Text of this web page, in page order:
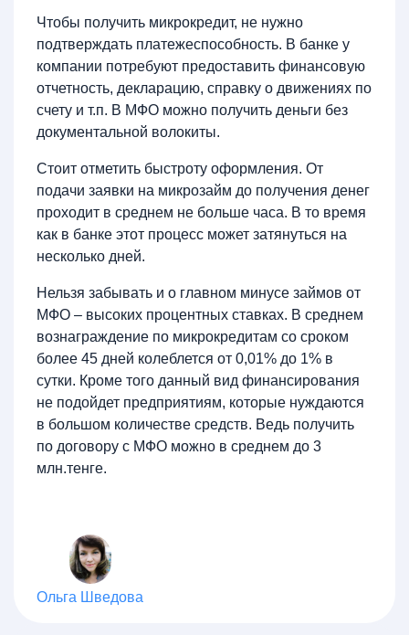
Чтобы получить микрокредит, не нужно
подтверждать платежеспособность. В банке у
компании потребуют предоставить финансовую
отчетность, декларацию, справку о движениях по
счету и т.п. В МФО можно получить деньги без
документальной волокиты.
Стоит отметить быстроту оформления. От
подачи заявки на микрозайм до получения денег
проходит в среднем не больше часа. В то время
как в банке этот процесс может затянуться на
несколько дней.
Нельзя забывать и о главном минусе займов от
МФО – высоких процентных ставках. В среднем
вознаграждение по микрокредитам со сроком
более 45 дней колеблется от 0,01% до 1% в
сутки. Кроме того данный вид финансирования
не подойдет предприятиям, которые нуждаются
в большом количестве средств. Ведь получить
по договору с МФО можно в среднем до 3
млн.тенге.
Ольга Шведова